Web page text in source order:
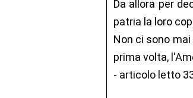
Da allora per
patria la loro
Non ci sono
prima volta,
- articolo letto